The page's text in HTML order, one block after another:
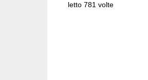
letto 781 volte